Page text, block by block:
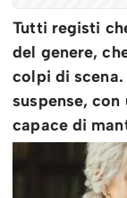
Tutti registi
del genere,
colpi di scena.
suspense,
capace di